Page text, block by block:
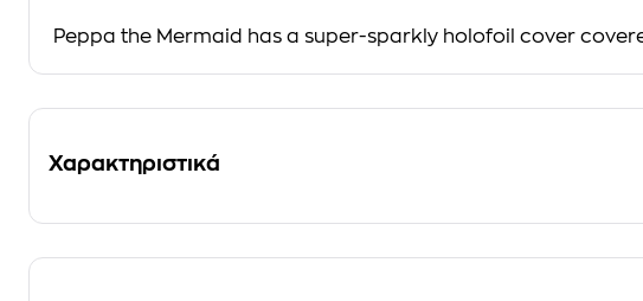
Peppa the Mermaid has a super-sparkly holofoil cover
Χαρακτηριστικά